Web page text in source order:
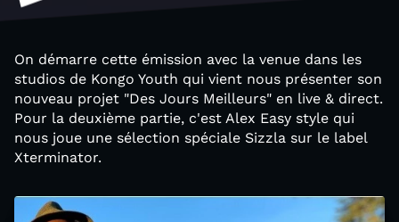
On démarre cette émission avec la venue dans les
studios de Kongo Youth qui vient nous présenter son
nouveau projet "Des Jours Meilleurs" en live & direct.
Pour la deuxième partie, c'est Alex Easy style qui
nous joue une sélection spéciale Sizzla sur le label
Xterminator.